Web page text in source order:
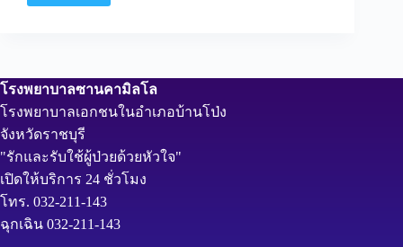
โรงพยาบาลซานคามิลโล
โรงพยาบาลเอกชนในอำเภอบ้านโป่ง
จังหวัดราชบุรี
"รักและรับใช้ผู้ป่วยด้วยหัวใจ"
เปิดให้บริการ 24 ชั่วโมง
โทร. 032-211-143
ฉุกเฉิน 032-211-143